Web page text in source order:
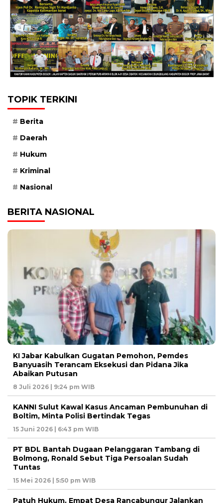
TOPIK TERKINI
Berita
Daerah
Hukum
Kriminal
Nasional
BERITA NASIONAL
KI Jabar Kabulkan Gugatan Pemohon, Pemdes
Banyuasih Terancam Eksekusi dan Pidana Jika
Abaikan Putusan
8 Juli 2026 | 9:24 pm WIB
KANNI Sulut Kawal Kasus Ancaman Pembunuhan di
Boltim, Minta Polisi Bertindak Tegas
15 Juni 2026 | 6:43 pm WIB
PT BDL Bantah Dugaan Pelanggaran Tambang di
Bolmong, Ronald Sebut Tiga Persoalan Sudah
Tuntas
15 Mei 2026 | 5:50 pm WIB
Patuh Hukum, Empat Desa Rancabungur Jalankan